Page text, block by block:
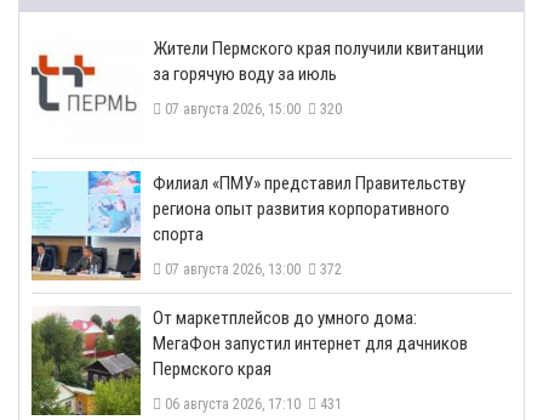
​Жители Пермского края получили квитанции
за горячую воду за июль
07 августа 2026, 15:00 320
​Филиал «ПМУ» представил Правительству
региона опыт развития корпоративного
спорта
07 августа 2026, 13:00 372
От маркетплейсов до умного дома:
МегаФон запустил интернет для дачников
Пермского края
06 августа 2026, 17:10 431